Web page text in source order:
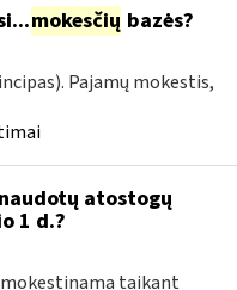
mokesčių bazės?
Pajamų mokestis,
atostogų
1 d.?
taikant